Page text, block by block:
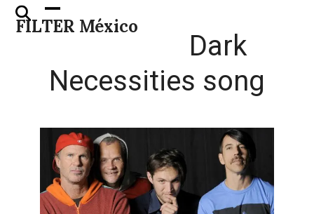
Skip
FILTER México
Open
mobile
Close
mobile
Dark
Necessities song